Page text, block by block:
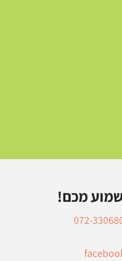
מכם!
072-